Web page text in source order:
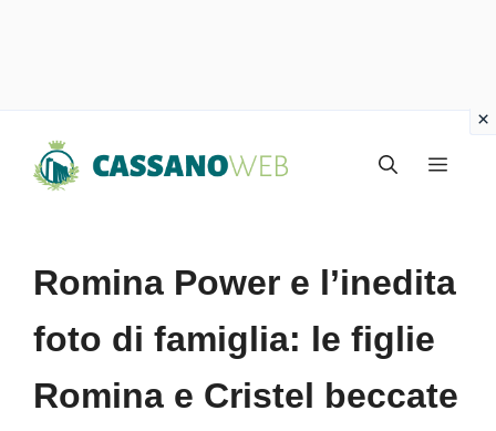
Menu
Romina Power e l’inedita
foto di famiglia: le figlie
Romina e Cristel beccate